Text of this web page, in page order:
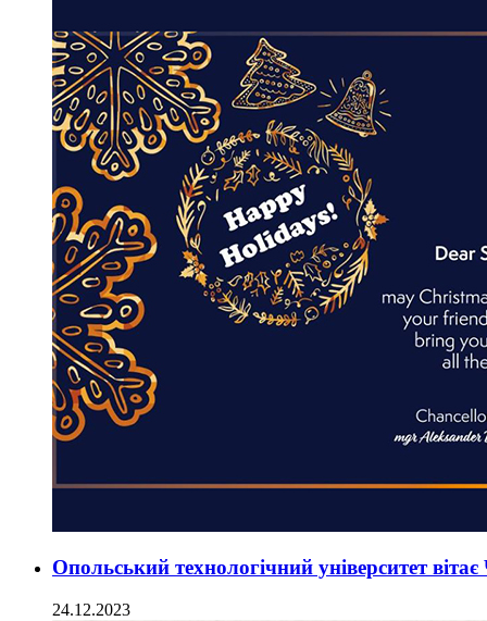
Опольський технологічний університет
24.12.2023